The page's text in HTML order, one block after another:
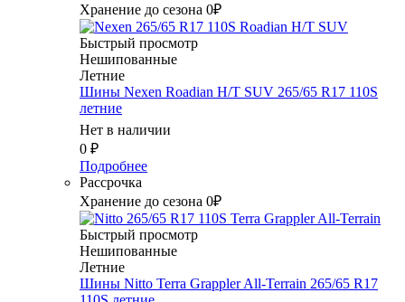
Хранение до сезона 0₽
Быстрый просмотр
Нешипованные
Летние
Шины Nexen Roadian H/T SUV 265/65 R17 110S
летние
Нет в наличии
0 ₽
Подробнее
Рассрочка
Хранение до сезона 0₽
Быстрый просмотр
Нешипованные
Летние
Шины Nitto Terra Grappler All-Terrain 265/65 R17